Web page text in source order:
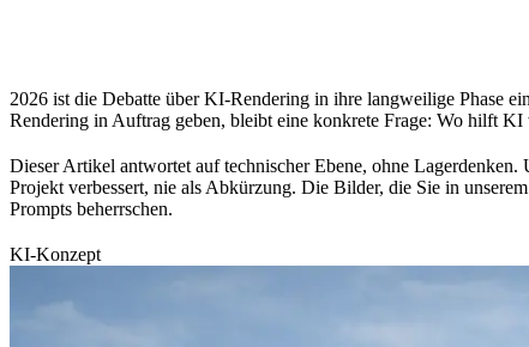
2026 ist die Debatte über KI-Rendering in ihre langweilige Phase
Rendering in Auftrag geben, bleibt eine konkrete Frage: Wo hilft
Dieser Artikel antwortet auf technischer Ebene, ohne
Projekt verbessert, nie als Abkürzung. Die Bilder, die Sie in
Prompts beherrschen.
KI-Konzept